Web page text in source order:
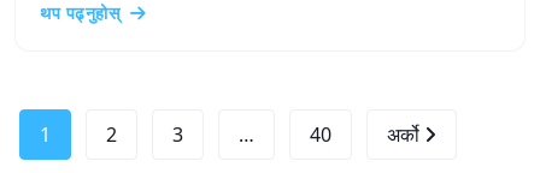
थप पढ्नुहोस्
1 2 3 … 40 अर्को